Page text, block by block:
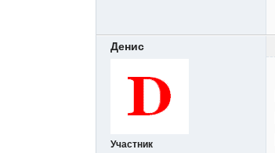
Денис
Участник